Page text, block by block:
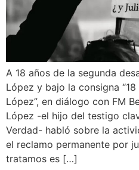
A 18 años de la segunda
López y bajo la consigna
López”, en diálogo con FM
López -el hijo del testigo
Verdad- habló sobre la
el reclamo permanente por
tratamos es […]